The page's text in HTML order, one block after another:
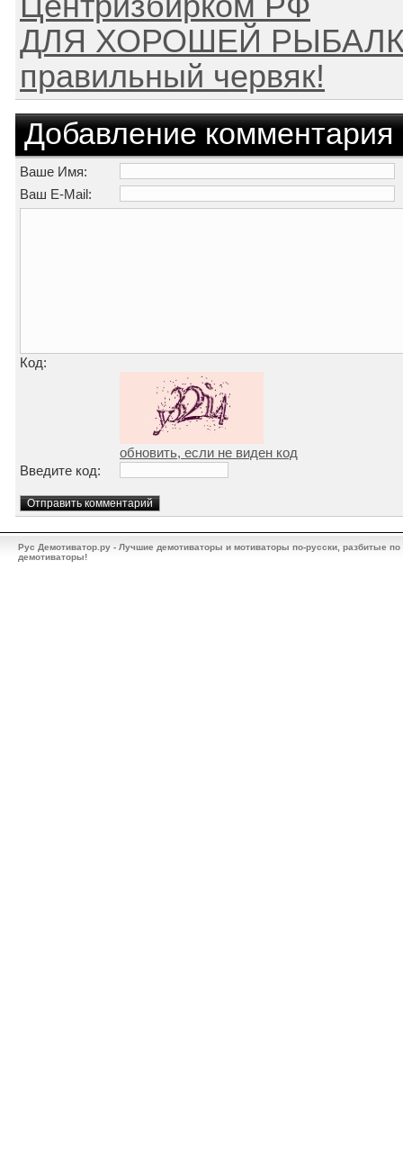
ДЛЯ ХОРОШЕЙ
правильный червяк!
Добавление комментария
Ваше Имя:
Ваш E-Mail:
Код:
обновить, если не виден код
Введите код:
Рус Демотиватор.ру - Лучшие демотиваторы и мотиваторы по-русски, разбитые
демотиваторы!